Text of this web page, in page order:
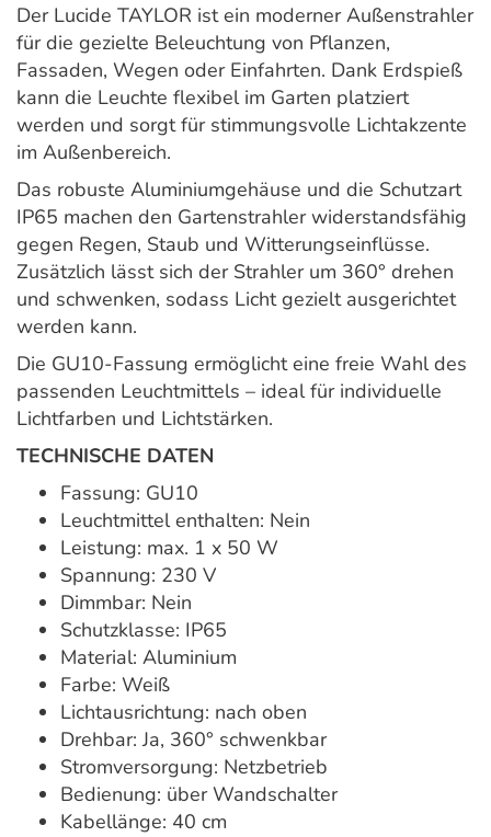
Der Lucide TAYLOR ist ein moderner Außenstrahler
für die gezielte Beleuchtung von Pflanzen,
Fassaden, Wegen oder Einfahrten. Dank Erdspieß
kann die Leuchte flexibel im Garten platziert
werden und sorgt für stimmungsvolle Lichtakzente
im Außenbereich.
Das robuste Aluminiumgehäuse und die Schutzart
IP65 machen den Gartenstrahler widerstandsfähig
gegen Regen, Staub und Witterungseinflüsse.
Zusätzlich lässt sich der Strahler um 360° drehen
und schwenken, sodass Licht gezielt ausgerichtet
werden kann.
Die GU10-Fassung ermöglicht eine freie Wahl des
passenden Leuchtmittels – ideal für individuelle
Lichtfarben und Lichtstärken.
TECHNISCHE DATEN
Fassung: GU10
Leuchtmittel enthalten: Nein
Leistung: max. 1 x 50 W
Spannung: 230 V
Dimmbar: Nein
Schutzklasse: IP65
Material: Aluminium
Farbe: Weiß
Lichtausrichtung: nach oben
Drehbar: Ja, 360° schwenkbar
Stromversorgung: Netzbetrieb
Bedienung: über Wandschalter
Kabellänge: 40 cm